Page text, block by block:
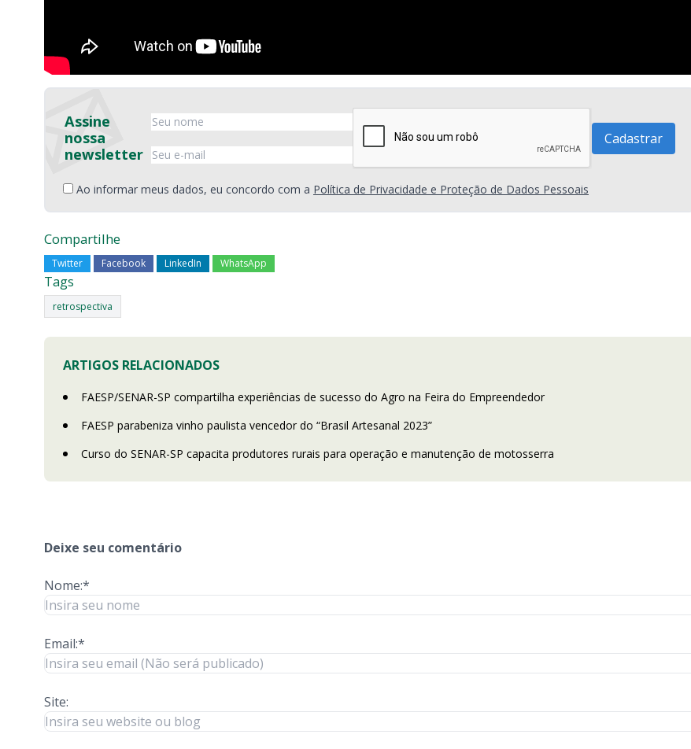
Assine
nossa
newsletter
Ao informar meus dados, eu concordo com a Política de Privacidade e Proteção de Dados Pessoais
Compartilhe
Twitter Facebook LinkedIn WhatsApp
Tags
retrospectiva
ARTIGOS RELACIONADOS
FAESP/SENAR-SP compartilha experiências de sucesso do Agro na Feira do Empreendedor
FAESP parabeniza vinho paulista vencedor do “Brasil Artesanal 2023”
Curso do SENAR-SP capacita produtores rurais para operação e manutenção de motosserra
Deixe seu comentário
Nome:*
Email:*
Site: